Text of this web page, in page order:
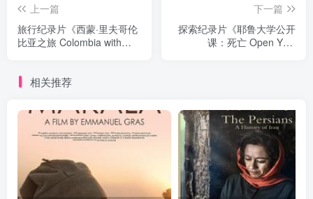
上一篇
旅行纪录片《西蒙·里夫哥伦
比亚之旅 Colombia with
下一篇
探索纪录片《耶鲁大学公开
课：死亡 Open Yale
相关推荐